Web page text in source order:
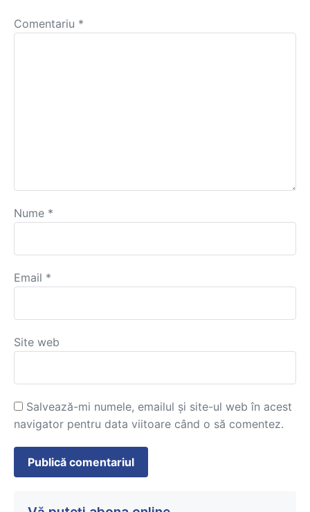
Comentariu *
Nume *
Email *
Site web
Salvează-mi numele, emailul și site-ul web în acest
navigator pentru data viitoare când o să comentez.